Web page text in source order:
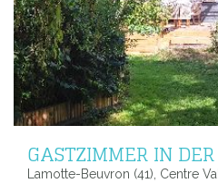
GASTZIMMER IN
Lamotte-Beuvron (41), Centre